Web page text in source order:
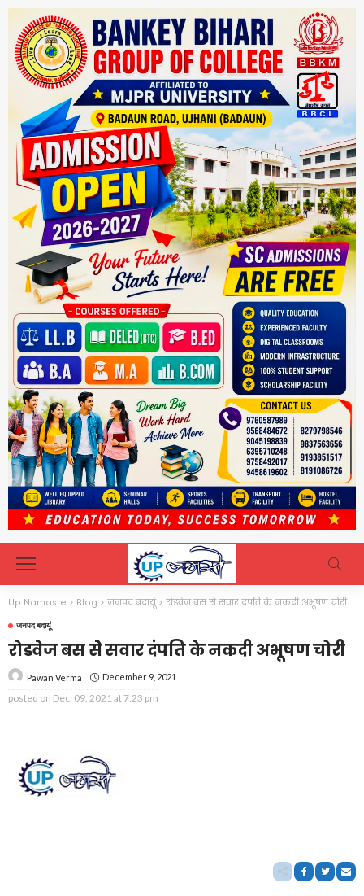
Up Namaste > Blog > जनपद बदायूं> रोडवेज बस सेे सवार दंपति के नकदी अभूषण चोरी
जनपद बदायूं
रोडवेज बस सेे सवार दंपति के नकदी अभूषण चोरी
Pawan Verma December 9, 2021
posted on Dec. 09, 2021 at 7:23 pm